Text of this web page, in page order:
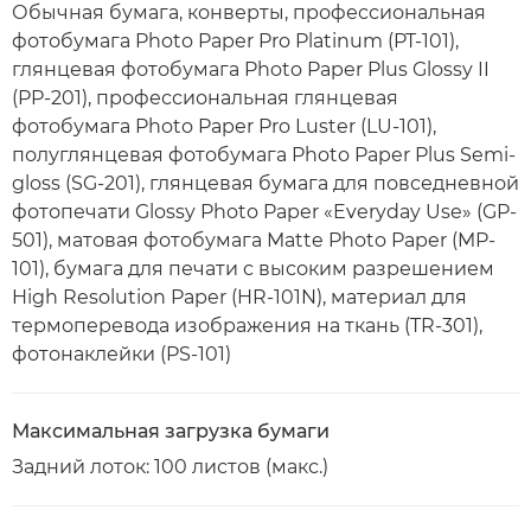
Обычная бумага, конверты, профессиональная
фотобумага Photo Paper Pro Platinum (PT-101),
глянцевая фотобумага Photo Paper Plus Glossy II
(PP-201), профессиональная глянцевая
фотобумага Photo Paper Pro Luster (LU-101),
полуглянцевая фотобумага Photo Paper Plus Semi-
gloss (SG-201), глянцевая бумага для повседневной
фотопечати Glossy Photo Paper «Everyday Use» (GP-
501), матовая фотобумага Matte Photo Paper (MP-
101), бумага для печати с высоким разрешением
High Resolution Paper (HR-101N), материал для
термоперевода изображения на ткань (TR-301),
фотонаклейки (PS-101)
Максимальная загрузка бумаги
Задний лоток: 100 листов (макс.)